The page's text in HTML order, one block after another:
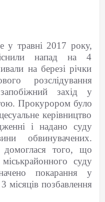
у травні 2017 року,
напад на 4
на березі річки
розслідування
захід у
Прокурором було
керівництво
і надано суду
обвинувачених.
домоглася того, що
суду
покарання у
місяців позбавлення